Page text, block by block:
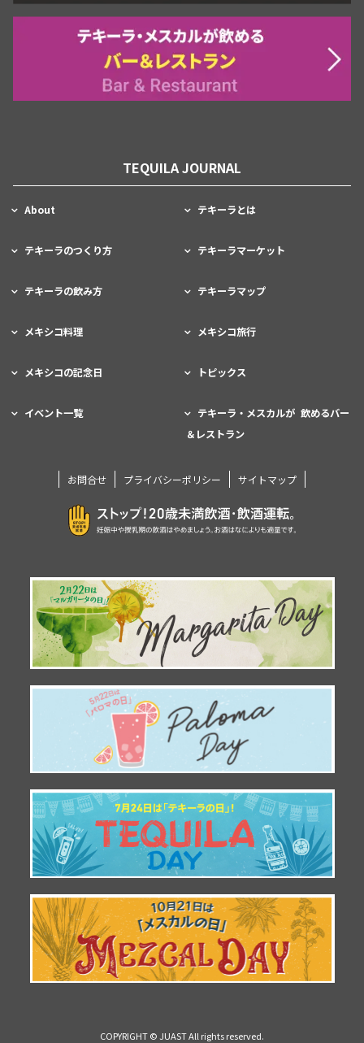
TEQUILA JOURNAL
About テキーラとは
テキーラのつくり方 テキーラマーケット
テキーラの飲み方 テキーラマップ
メキシコ料理 メキシコ旅行
メキシコの記念日 トピックス
イベント一覧
テキーラ・メスカルが 飲めるバー
＆レストラン
お問合せ プライバシーポリシー サイトマップ
COPYRIGHT © JUAST All rights reserved.